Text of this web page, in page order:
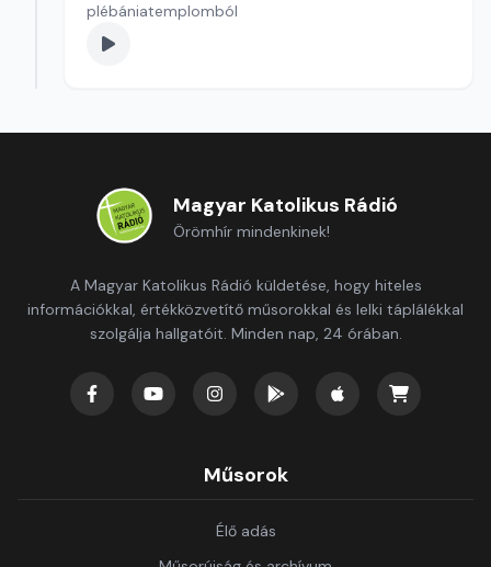
plébániatemplomból
Magyar Katolikus Rádió
Örömhír mindenkinek!
A Magyar Katolikus Rádió küldetése, hogy hiteles
információkkal, értékközvetítő műsorokkal és lelki táplálékkal
szolgálja hallgatóit. Minden nap, 24 órában.
Műsorok
Élő adás